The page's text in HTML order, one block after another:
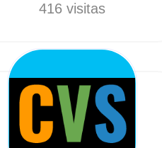
416 visitas